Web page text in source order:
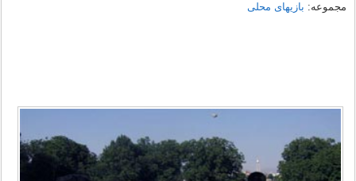
مجموعه: بازیهای محلی